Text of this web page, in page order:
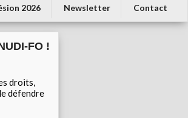
2026 Newsletter Contact
FO !
droits,
défendre